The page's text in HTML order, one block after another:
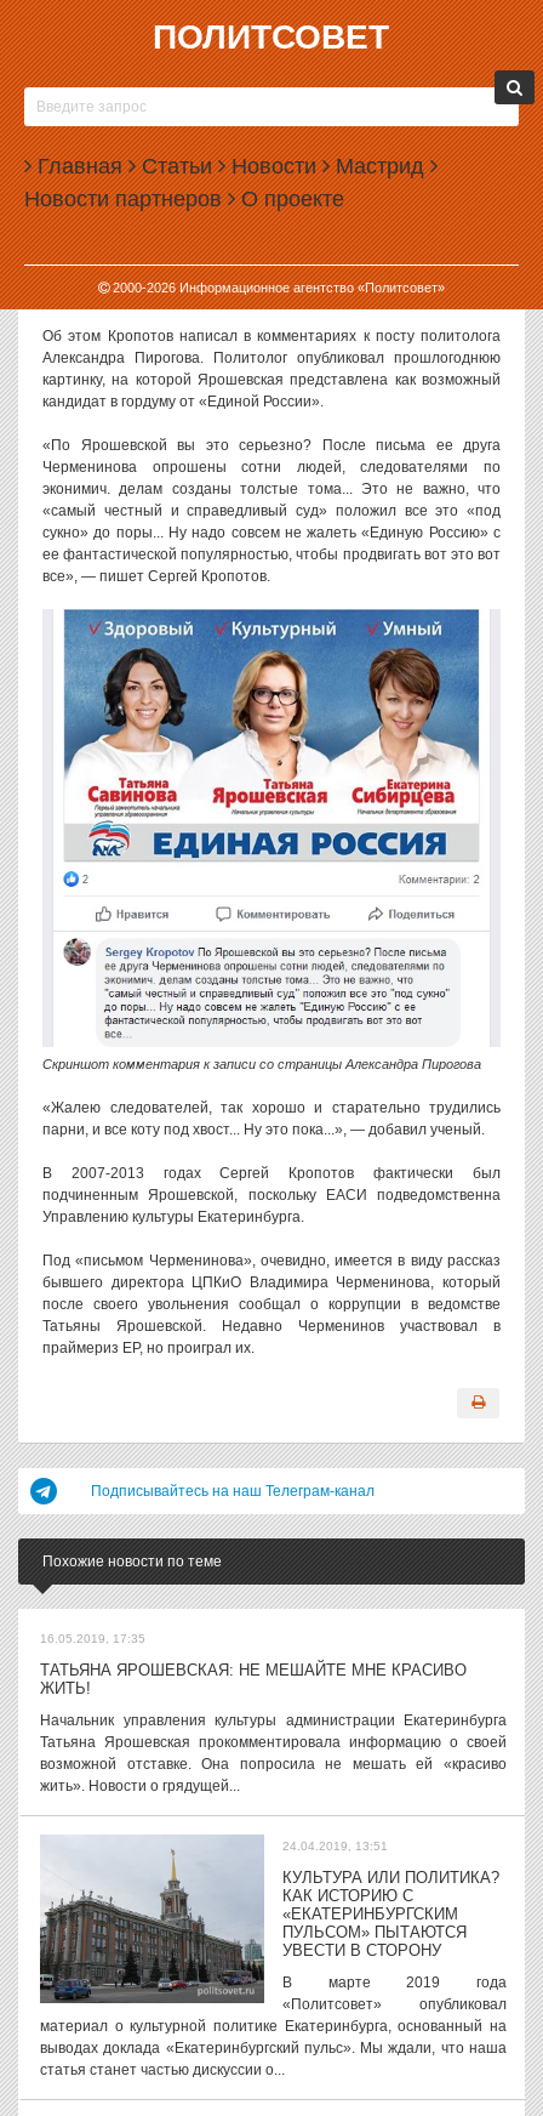
ПОЛИТСОВЕТ
Главная Статьи Новости Мастрид
Новости партнеров О проекте
2000-2026Информационное агентство «Политсовет»
06.06.2019, 13:11
УРАЛЬСКИЙ УЧЕНЫЙ РАССКАЗАЛ О
РАССЛЕДОВАНИИ ПРОТИВ ТАТЬЯНЫ
ЯРОШЕВСКОЙ
Известный уральский ученый-культуролог, бывший ректор
Екатеринбургской академии современного искусства рассказал,
что правоохранительные органы проводили расследование в
отношении начальника Управления культуры Екатеринбурга
Татьяны Ярошевской.
Об этом Кропотов написал в комментариях к посту политолога
Александра Пирогова. Политолог опубликовал прошлогоднюю
картинку, на которой Ярошевская представлена как возможный
кандидат в гордуму от «Единой России».
«По Ярошевской вы это серьезно? После письма ее друга
Черменинова опрошены сотни людей, следователями по
эконимич. делам созданы толстые тома... Это не важно, что
«самый честный и справедливый суд» положил все это «под
сукно» до поры... Ну надо совсем не жалеть «Единую Россию» с
ее фантастической популярностью, чтобы продвигать вот это вот
все», — пишет Сергей Кропотов.
Скриншот комментария к записи со страницы Александра Пирогова
«Жалею следователей, так хорошо и старательно трудились
парни, и все коту под хвост... Ну это пока...», — добавил ученый.
В 2007-2013 годах Сергей Кропотов фактически был
подчиненным Ярошевской, поскольку ЕАСИ подведомственна
Управлению культуры Екатеринбурга.
Под «письмом Черменинова», очевидно, имеется в виду рассказ
бывшего директора ЦПКиО Владимира Черменинова, который
после своего увольнения сообщал о коррупции в ведомстве
Татьяны Ярошевской. Недавно Черменинов участвовал в
праймериз ЕР, но проиграл их.
Подписывайтесь на наш Телеграм-канал
Похожие новости по теме
16.05.2019, 17:35
ТАТЬЯНА ЯРОШЕВСКАЯ: НЕ МЕШАЙТЕ МНЕ КРАСИВО
ЖИТЬ!
Начальник управления культуры администрации Екатеринбурга
Татьяна Ярошевская прокомментировала информацию о своей
возможной отставке. Она попросила не мешать ей «красиво
жить». Новости о грядущей...
24.04.2019, 13:51
КУЛЬТУРА ИЛИ ПОЛИТИКА?
КАК ИСТОРИЮ С
«ЕКАТЕРИНБУРГСКИМ
ПУЛЬСОМ» ПЫТАЮТСЯ
УВЕСТИ В СТОРОНУ
В марте 2019 года
«Политсовет» опубликовал
материал о культурной политике Екатеринбурга, основанный на
выводах доклада «Екатеринбургский пульс». Мы ждали, что наша
статья станет частью дискуссии о...